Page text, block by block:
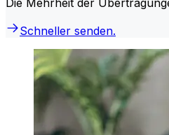
Schneller senden.